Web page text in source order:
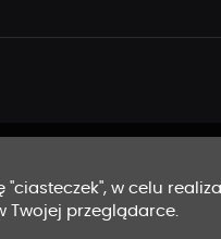
w celu
Twojej przeglądarce.